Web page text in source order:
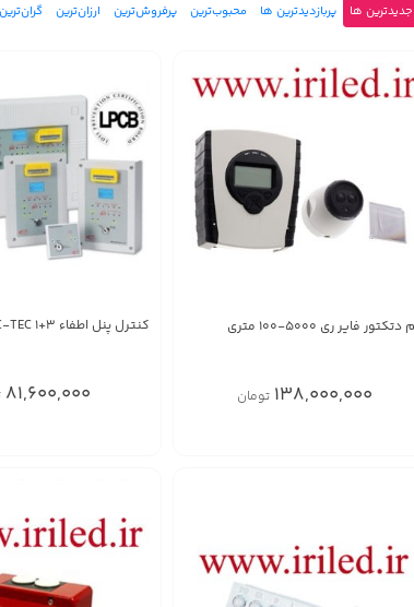
جدیدترین ها پربازدیدترین ها محبوب‌‌ترین پرفروش‌ترین ارزان‌ترین گران‌ترین
فایر ری 5000-100 متری
138,000,000 تومان
کنترل پنل اطفاء 3+1 EP203 -C-TEC
81,600,000